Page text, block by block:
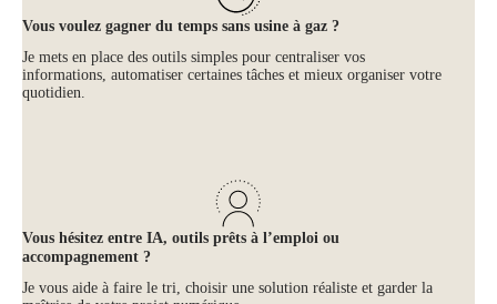
Vous voulez gagner du temps sans usine à gaz ?
Je mets en place des outils simples pour centraliser vos
informations, automatiser certaines tâches et mieux organiser votre
quotidien.
Vous hésitez entre IA, outils prêts à l’emploi ou
accompagnement ?
Je vous aide à faire le tri, choisir une solution réaliste et garder la